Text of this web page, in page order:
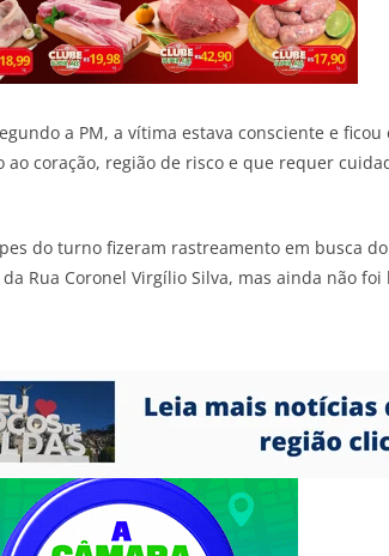
a PM, a vítima estava consciente e
ao coração, região de risco e que requer
do turno fizeram rastreamento em busca
Rua Coronel Virgílio Silva, mas ainda não foi